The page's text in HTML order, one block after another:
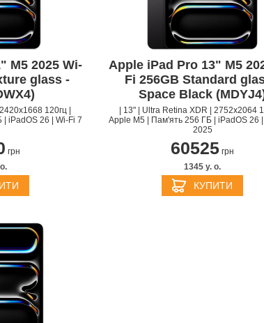
M5 2025 Wi-
glass -
120гц |
iPadOS 26 | Wi-Fi 7
грн
Apple iPad Pro 13" M5
Fi 256GB Standard
Space Black
| 13" | Ultra Retina XDR | 2752х2064
Apple M5 | Пам'ять 256 ГБ | iPadOS 26 |
2025
60525 грн
1345 y. о.
КУПИТИ